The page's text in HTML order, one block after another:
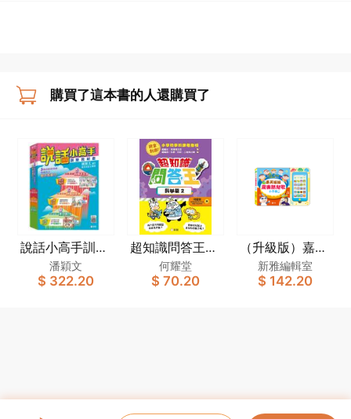
購買了這本書的人還購買了
說話小高手訓練
教材套
潘穎文
$ 322.20
超知識問答王：
科學篇2
何耀堂
$ 70.20
（升級版）嘉芙
姐姐廣東話兒歌
小手機
新雅編輯室
$ 142.20